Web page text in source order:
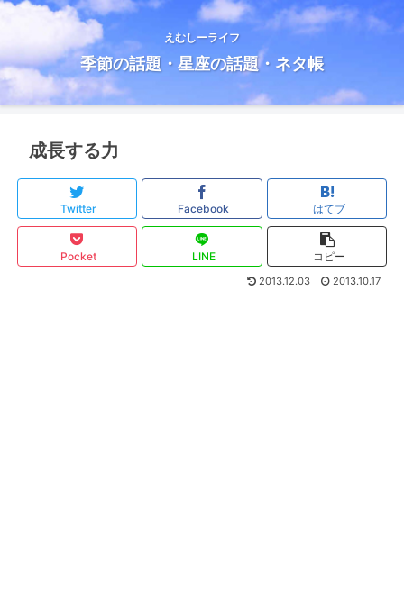
えむしーライフ
季節の話題・星座の話題・ネタ帳
成長する力
Twitter Facebook はてブ
Pocket LINE コピー
2013.12.03 2013.10.17